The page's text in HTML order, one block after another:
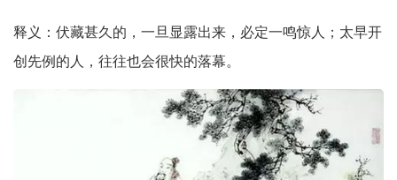
释义：伏藏甚久的，一旦显露出来，必定一鸣惊人；太早开
创先例的人，往往也会很快的落幕。